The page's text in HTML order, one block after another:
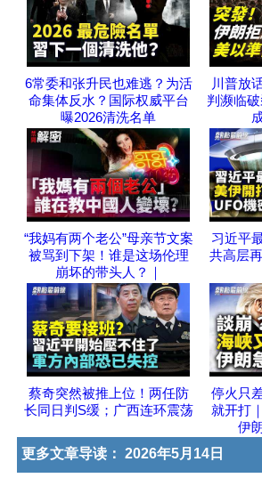
6常委和张升民也难逃？为活
命集体反水？国际权威平台
曝2026清洗名单
川普放
判濒临
“我妈有两个老公”母亲节文案
被骂到下架！谁是这场伦理
崩坏的带头人？｜
习近平
共高层
蔡奇突然被推上位！两任防
长同日判S缓；广西连环震荡
停火只
就开打
伊
更多文章导读： 2026年5月14日